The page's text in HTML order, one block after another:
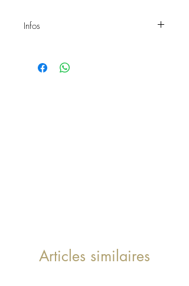
Infos
Couleur: Noire
Articles similaires